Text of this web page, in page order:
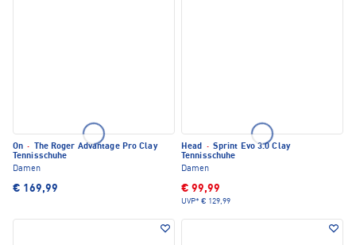
On ·
The Roger Advantage Pro Clay
Tennisschuhe
Damen
€ 169,99
Head · Sprint Evo 3.0 Clay
Tennisschuhe
Damen
€ 99,99
UVP* € 129,99